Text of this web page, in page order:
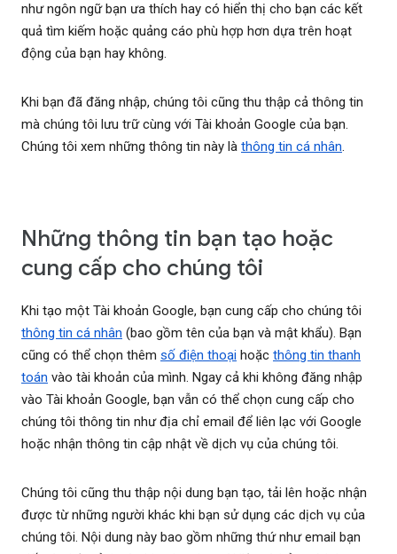
như ngôn ngữ bạn ưa thích hay có hiển thị cho bạn các kết
quả tìm kiếm hoặc quảng cáo phù hợp hơn dựa trên hoạt
động của bạn hay không.
Khi bạn đã đăng nhập, chúng tôi cũng thu thập cả thông tin
mà chúng tôi lưu trữ cùng với Tài khoản Google của bạn.
Chúng tôi xem những thông tin này là thông tin cá nhân.
Những thông tin bạn tạo hoặc
cung cấp cho chúng tôi
Khi tạo một Tài khoản Google, bạn cung cấp cho chúng tôi
thông tin cá nhân (bao gồm tên của bạn và mật khẩu). Bạn
cũng có thể chọn thêm số điện thoại hoặc thông tin thanh
toán vào tài khoản của mình. Ngay cả khi không đăng nhập
vào Tài khoản Google, bạn vẫn có thể chọn cung cấp cho
chúng tôi thông tin như địa chỉ email để liên lạc với Google
hoặc nhận thông tin cập nhật về dịch vụ của chúng tôi.
Chúng tôi cũng thu thập nội dung bạn tạo, tải lên hoặc nhận
được từ những người khác khi bạn sử dụng các dịch vụ của
chúng tôi. Nội dung này bao gồm những thứ như email bạn